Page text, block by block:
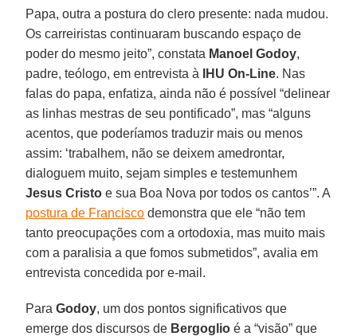
Papa, outra a postura do clero presente: nada mudou.
Os carreiristas continuaram buscando espaço de
poder do mesmo jeito”, constata Manoel Godoy,
padre, teólogo, em entrevista à IHU On-Line. Nas
falas do papa, enfatiza, ainda não é possível “delinear
as linhas mestras de seu pontificado”, mas “alguns
acentos, que poderíamos traduzir mais ou menos
assim: ‘trabalhem, não se deixem amedrontar,
dialoguem muito, sejam simples e testemunhem
Jesus Cristo e sua Boa Nova por todos os cantos’”. A
postura de Francisco demonstra que ele “não tem
tanto preocupações com a ortodoxia, mas muito mais
com a paralisia a que fomos submetidos”, avalia em
entrevista concedida por e-mail.
ParaGodoy, um dos pontos significativos que
emerge dos discursos de Bergoglio é a “visão” que